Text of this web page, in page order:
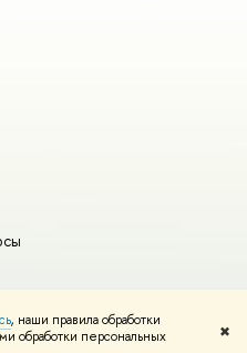
, наши правила обработки
обработки персональных
✖
Редактору